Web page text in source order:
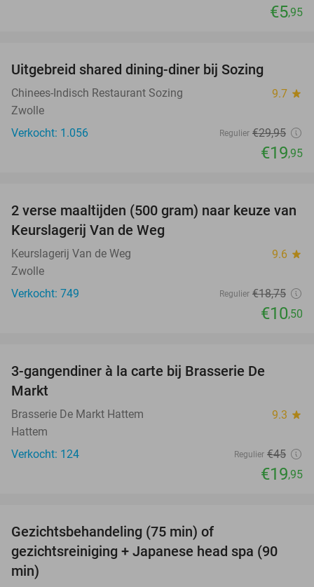
€5,95
Uitgebreid shared dining-diner bij Sozing
Chinees-Indisch Restaurant Sozing 9.7 star
Zwolle
Verkocht: 1.056
Regulier €29,95
€19,95
44%
2 verse maaltijden (500 gram) naar keuze van
Keurslagerij Van de Weg
Keurslagerij Van de Weg 9.6 star
Zwolle
Verkocht: 749
Regulier €18,75
€10,50
3-gangendiner à la carte bij Brasserie De
Markt
Brasserie De Markt Hattem 9.3 star
Hattem
Verkocht: 124
Regulier €45
€19,95
Gezichtsbehandeling (75 min) of
gezichtsreiniging + Japanese head spa (90
min)